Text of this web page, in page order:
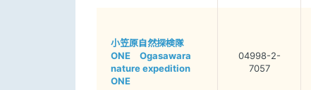
小笠原自然探検隊
ONE Ogasawara
nature expedition
ONE
04998-2-
7057